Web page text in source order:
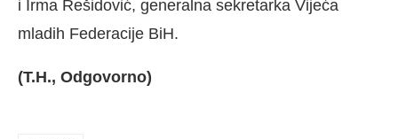
i Irma Rešidović, generalna sekretarka Vijeća
mladih Federacije BiH.
(T.H., Odgovorno)